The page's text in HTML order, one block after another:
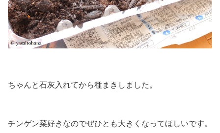
ちゃんと石灰入れてから種まきしました。
チンゲン菜好きなのでぜひとも大きくなってほしいです。